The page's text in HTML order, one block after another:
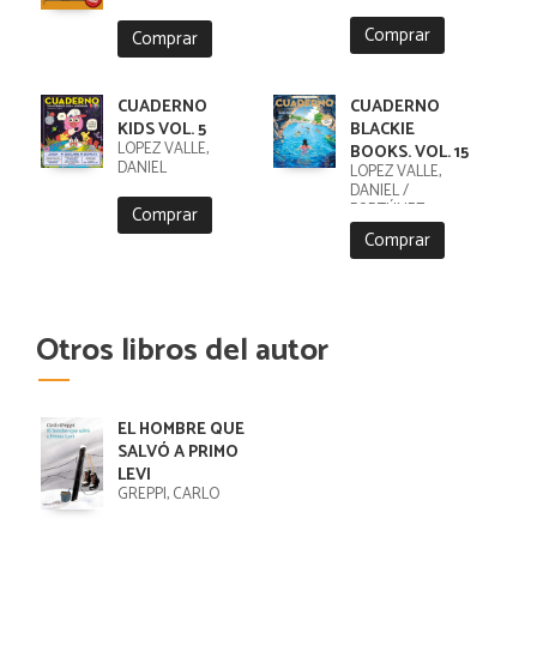
Comprar Comprar
CUADERNO
KIDS VOL. 5
LÓPEZ VALLE,
DANIEL
Comprar
CUADERNO
BLACKIE
BOOKS. VOL. 15
LÓPEZ VALLE,
DANIEL /
FORTÚNEZ,
CRISTOBAL
Comprar
Otros libros del autor
EL HOMBRE QUE
SALVÓ A PRIMO
LEVI
GREPPI, CARLO